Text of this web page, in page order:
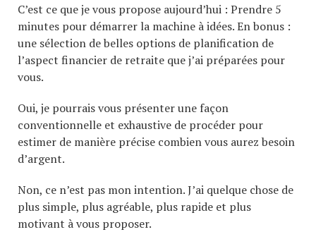
C’est ce que je vous propose aujourd’hui : Prendre 5
minutes pour démarrer la machine à idées. En bonus :
une sélection de belles options de planification de
l’aspect financier de retraite que j’ai préparées pour
vous.
Oui, je pourrais vous présenter une façon
conventionnelle et exhaustive de procéder pour
estimer de manière précise combien vous aurez besoin
d’argent.
Non, ce n’est pas mon intention. J’ai quelque chose de
plus simple, plus agréable, plus rapide et plus
motivant à vous proposer.